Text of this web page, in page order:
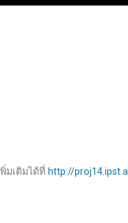
มเติมได้ที่ http://